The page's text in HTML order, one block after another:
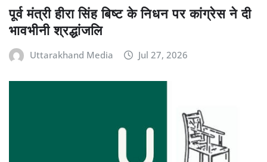
पूर्व मंत्री हीरा सिंह बिष्ट के निधन पर कांग्रेस ने दी
भावभीनी श्रद्धांजलि
Uttarakhand Media Jul 27, 2026